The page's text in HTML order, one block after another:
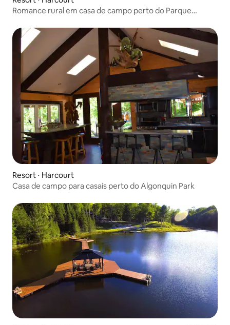
Romance rural em casa de campo perto do Parque
Resort ⋅ Harcourt
Casa de campo para casais perto do Algonquin Park